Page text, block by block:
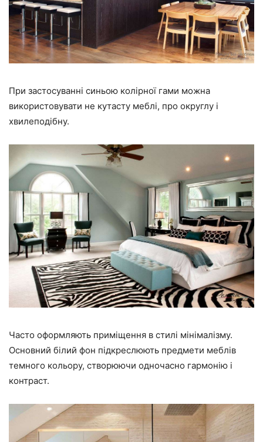
При застосуванні синьою колірної гами можна
використовувати не кутасту меблі, про округлу і
хвилеподібну.
Часто оформляють приміщення в стилі мінімалізму.
Основний білий фон підкреслюють предмети меблів
темного кольору, створюючи одночасно гармонію і
контраст.